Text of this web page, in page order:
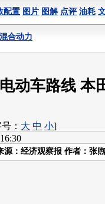
配置 图片 图解 点评 油耗
合动力
动车路线 本
： 大 中 小]
源： 经济观察报 作者：张煦